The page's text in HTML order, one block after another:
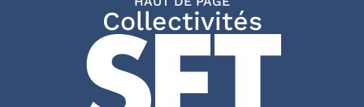
Collectivités